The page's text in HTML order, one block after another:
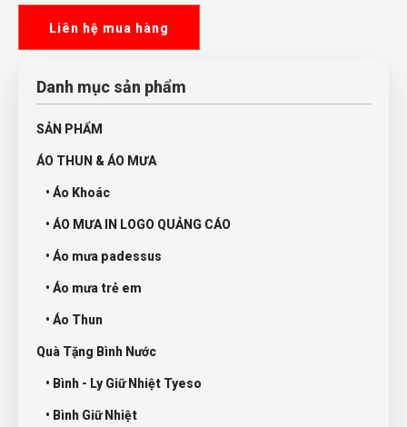
Liên hệ mua hàng
Danh mục sản phẩm
SẢN PHẨM
ÁO THUN & ÁO MƯA
• Áo Khoác
• ÁO MƯA IN LOGO QUẢNG CÁO
• Áo mưa padessus
• Áo mưa trẻ em
• Áo Thun
Quà Tặng Bình Nước
• Bình - Ly Giữ Nhiệt Tyeso
• Bình Giữ Nhiệt